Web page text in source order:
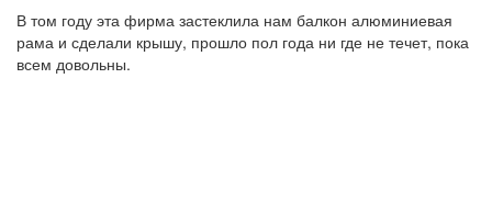
В том году эта фирма застеклила нам балкон алюминиевая
рама и сделали крышу, прошло пол года ни где не течет, пока
всем довольны.